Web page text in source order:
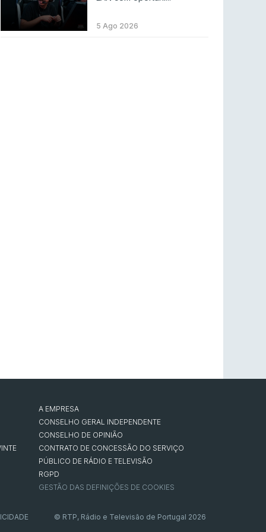
MOUZ surpreende Spirit para vencer BLAST
Bounty
5 Ago 2026
A EMPRESA
CONSELHO GERAL INDEPENDENTE
CONSELHO DE OPINIÃO
CONTRATO DE CONCESSÃO DO SERVIÇO
PÚBLICO DE RÁDIO E TELEVISÃO
RGPD
GESTÃO DAS DEFINIÇÕES DE COOKIES
© RTP, Rádio e Televisão de Portugal 2026